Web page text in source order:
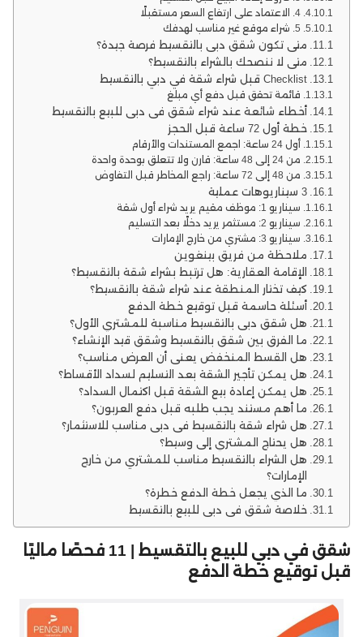
4. الاعتماد على ارتفاع السعر مستقبلًا
5. شراء موقع غير مناسب لهدفك
متى تكون شقق دبي بالتقسيط فرصة جيدة؟
متى لا ننصحك بالشراء بالتقسيط؟
Checklist قبل شراء شقة في دبي بالتقسيط
قائمة تحقق قبل دفع أي مبلغ
أخطاء شائعة عند شراء شقق في دبي للبيع بالتقسيط
خطة أول 72 ساعة قبل الحجز
أول 24 ساعة: اجمع المستندات والأرقام
من 24 إلى 48 ساعة: قارن ولا تتعلق بوحدة واحدة
من 48 إلى 72 ساعة: راجع المخاطر قبل التفاوض
3 سيناريوهات عملية
سيناريو 1: موظف مقيم يريد شراء أول شقة
سيناريو 2: مستثمر يريد دخلًا بعد التسليم
سيناريو 3: مشتري من خارج الإمارات
ملاحظة من فريق بينغوين
الإقامة العقارية: هل ترتبط بشراء شقة بالتقسيط؟
كيف تختار المنطقة عند شراء شقة بالتقسيط؟
أسئلة حاسمة قبل توقيع خطة الدفع
هل شقق دبي بالتقسيط مناسبة للمشتري الأول؟
ما الفرق بين شقق بالتقسيط وشقق قيد الإنشاء؟
هل القسط المنخفض يعني أن العرض مناسب؟
هل يمكن تأجير الشقة بعد التسليم لسداد الأقساط؟
هل يمكن إعادة بيع الشقة قبل اكتمال السداد؟
ما أهم مستند يجب طلبه قبل دفع العربون؟
هل شراء شقة بالتقسيط في دبي مناسب للاستثمار؟
هل يحتاج المشتري إلى وسيط؟
هل الشراء بالتقسيط مناسب للمشتري من خارج
الإمارات؟
ما الذي يجعل خطة الدفع خطرة؟
خلاصة شقق في دبي للبيع بالتقسيط
شقق في دبي للبيع بالتقسيط | 11 فحصًا ماليًا
قبل توقيع خطة الدفع